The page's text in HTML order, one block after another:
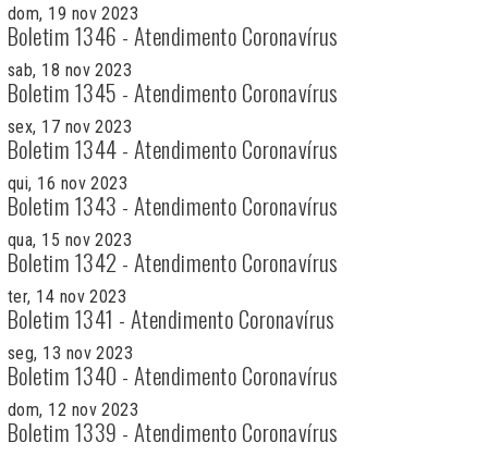
dom, 19 nov 2023
Boletim 1346 - Atendimento Coronavírus
sab, 18 nov 2023
Boletim 1345 - Atendimento Coronavírus
sex, 17 nov 2023
Boletim 1344 - Atendimento Coronavírus
qui, 16 nov 2023
Boletim 1343 - Atendimento Coronavírus
qua, 15 nov 2023
Boletim 1342 - Atendimento Coronavírus
ter, 14 nov 2023
Boletim 1341 - Atendimento Coronavírus
seg, 13 nov 2023
Boletim 1340 - Atendimento Coronavírus
dom, 12 nov 2023
Boletim 1339 - Atendimento Coronavírus